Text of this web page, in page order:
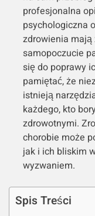
profesjonalna
psychologiczna
zdrowienia mają
samopoczucie
się do poprawy
pamiętać, że
istnieją
każdego, kto
zdrowotnymi.
chorobie może
jak i ich bliskim
wyzwaniem.
Spis Treści